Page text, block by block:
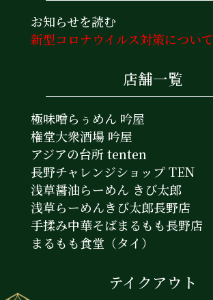
お知らせを読む
新型コロナウイルス対策について
店舗一覧
極味噌らぅめん 吟屋
権堂大衆酒場 吟屋
アジアの台所 tenten
長野チャレンジショップ TEN
浅草醤油らーめん きび太郎
浅草らーめんきび太郎長野店
手揉み中華そばまるもも長野店
まるもも食堂（タイ）
テイクアウト